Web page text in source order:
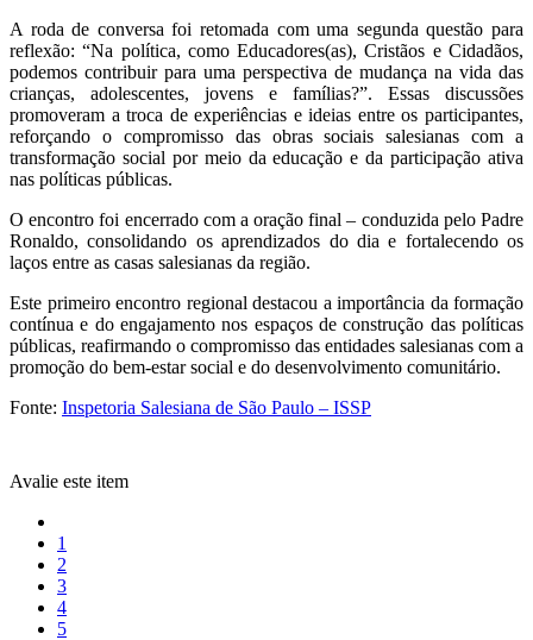
A roda de conversa foi retomada com uma segunda questão para
reflexão: “Na política, como Educadores(as), Cristãos e Cidadãos,
podemos contribuir para uma perspectiva de mudança na vida das
crianças, adolescentes, jovens e famílias?”. Essas discussões
promoveram a troca de experiências e ideias entre os participantes,
reforçando o compromisso das obras sociais salesianas com a
transformação social por meio da educação e da participação ativa
nas políticas públicas.
O encontro foi encerrado com a oração final – conduzida pelo Padre
Ronaldo, consolidando os aprendizados do dia e fortalecendo os
laços entre as casas salesianas da região.
Este primeiro encontro regional destacou a importância da formação
contínua e do engajamento nos espaços de construção das políticas
públicas, reafirmando o compromisso das entidades salesianas com a
promoção do bem-estar social e do desenvolvimento comunitário.
Fonte: Inspetoria Salesiana de São Paulo – ISSP
Avalie este item
1
2
3
4
5